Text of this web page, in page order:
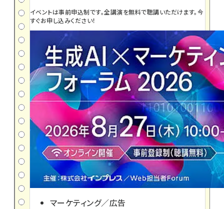
イベントは事前申込制です。全講演を無料で聴講いただけます。今
すぐお申し込みください！
マーケティング／広告